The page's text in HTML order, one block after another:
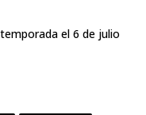
el 6 de julio